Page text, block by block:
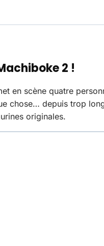
2 !
en scène quatre
chose… depuis trop
originales.